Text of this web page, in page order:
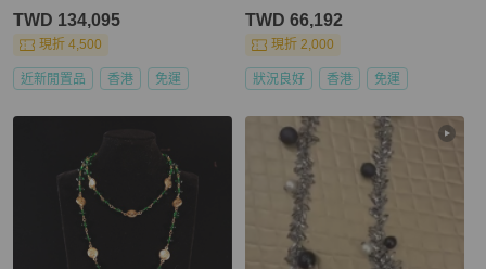
TWD 134,095
現折 4,500
近新閒置品 香港 免運
TWD 66,192
現折 2,000
狀況良好 香港 免運